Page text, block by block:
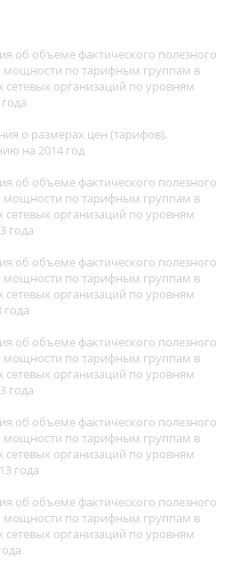
об объеме фактического полезного
мощности по тарифным группам в
сетевых организаций по уровням
о размерах цен (тарифов),
на 2014 год
об объеме фактического полезного
мощности по тарифным группам в
сетевых организаций по уровням
года
об объеме фактического полезного
мощности по тарифным группам в
сетевых организаций по уровням
об объеме фактического полезного
мощности по тарифным группам в
сетевых организаций по уровням
года
об объеме фактического полезного
мощности по тарифным группам в
сетевых организаций по уровням
года
об объеме фактического полезного
мощности по тарифным группам в
сетевых организаций по уровням